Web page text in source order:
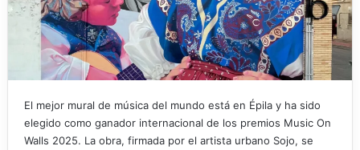
El mejor mural de música del mundo está en Épila y ha sido
elegido como ganador internacional de los premios Music On
Walls 2025. La obra, firmada por el artista urbano Sojo, se